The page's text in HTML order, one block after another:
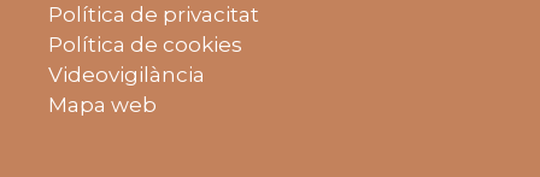
Política de privacitat
Política de cookies
Videovigilància
Mapa web